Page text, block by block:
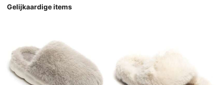
Gelijkaardige items